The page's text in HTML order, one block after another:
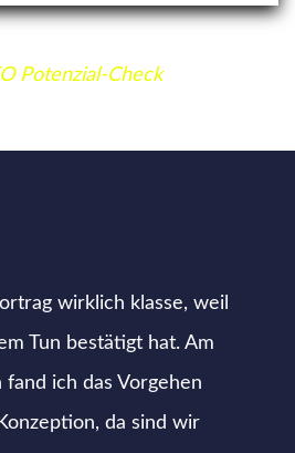
Potenzial-Check
wirklich klasse, weil
Tun bestätigt hat. Am
ich das Vorgehen
da sind wir